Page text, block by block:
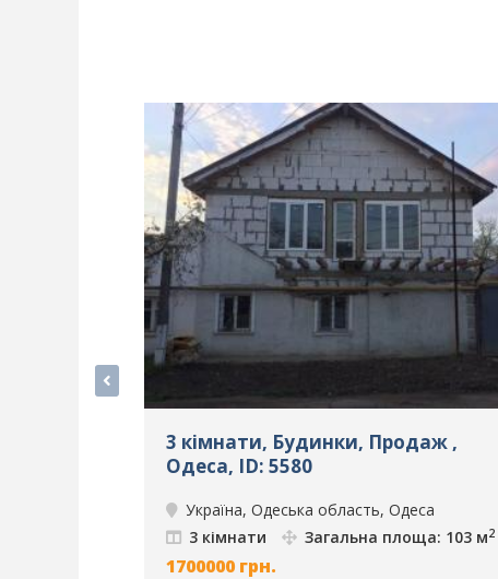
3 кімнати, Будинки, Продаж ,
Одеса, ID: 5580
Україна, Одеська область, Одеса
3 кімнати
Загальна площа: 103 м2
1700000 грн.